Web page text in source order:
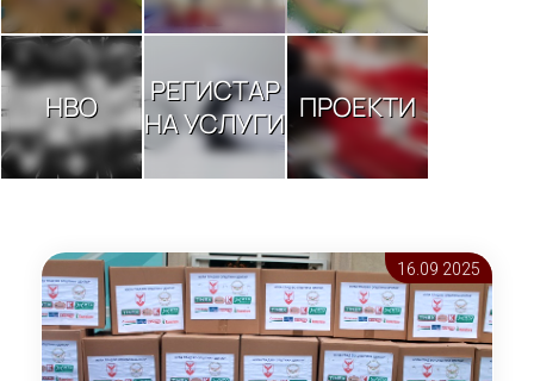
НВО
РЕГИСТАР
НА УСЛУГИ ПРОЕКТИ
16.09 2025